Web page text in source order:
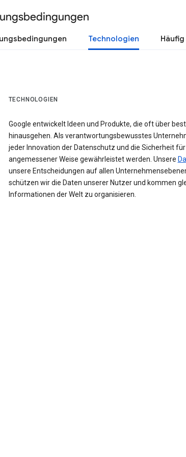
Technologien
TECHNOLOGIEN
Google entwickelt Ideen und Produkte, die oft über
hinausgehen. Als verantwortungsbewusstes
jeder Innovation der Datenschutz und die Sicherheit
angemessener Weise gewährleistet werden. Unsere
unsere Entscheidungen auf allen
schützen wir die Daten unserer Nutzer und kommen
Informationen der Welt zu organisieren.